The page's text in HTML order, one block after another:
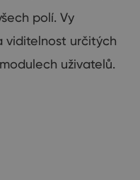
polí. Vy
viditelnost určitých
uživatelů.